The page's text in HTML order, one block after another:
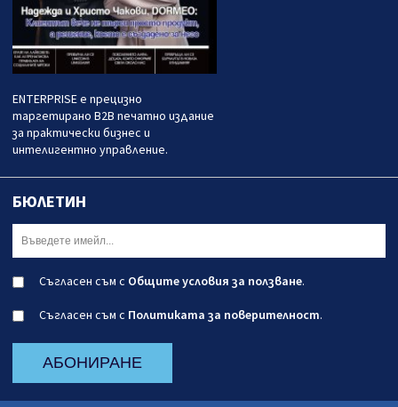
ENTERPRISE е прецизно
таргетирано B2B печатно издание
за практически бизнес и
интелигентно управление.
БЮЛЕТИН
Съгласен съм с Общите условия за ползване.
Съгласен съм с Политиката за поверителност.
АБОНИРАНЕ